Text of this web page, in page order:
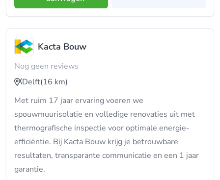
Kacta Bouw
Nog geen reviews
Delft(16 km)
Met ruim 17 jaar ervaring voeren we
spouwmuurisolatie en volledige renovaties uit met
thermografische inspectie voor optimale energie-
efficiëntie. Bij Kacta Bouw krijg je betrouwbare
resultaten, transparante communicatie en een 1 jaar
garantie.